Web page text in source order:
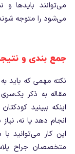
می‌توانند بایدها و
می‌شود را متوجه
جمع بندی و
نکته مهمی که باید
مقاله به ذکر
اینکه ببینید
انجام دهد یا نه،
این کار می‌توانید
متخصصان جراح